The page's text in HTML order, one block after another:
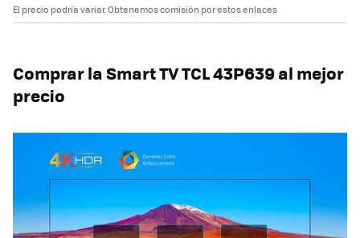
El precio podría variar. Obtenemos comisión por estos enlaces
Comprar la Smart TV TCL 43P639 al mejor
precio